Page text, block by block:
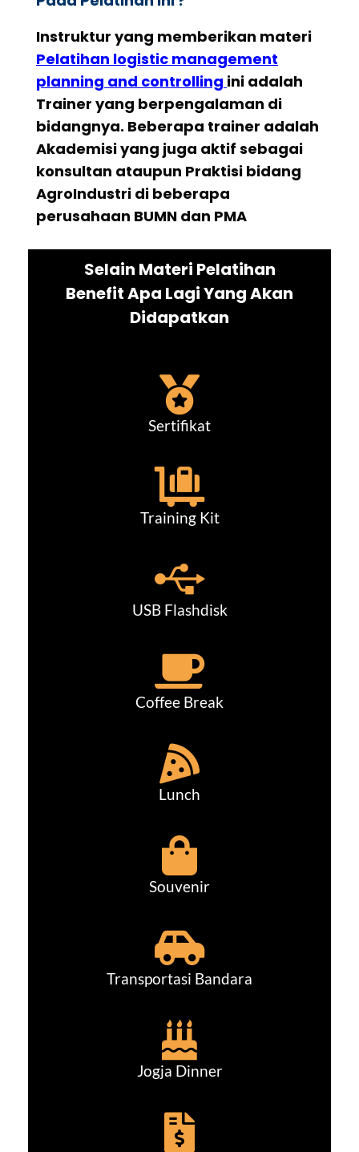
Instruktur yang memberikan materi
Pelatihan logistic management
planning and controlling ini adalah
Trainer yang berpengalaman di
bidangnya. Beberapa trainer adalah
Akademisi yang juga aktif sebagai
konsultan ataupun Praktisi bidang
AgroIndustri di beberapa
perusahaan BUMN dan PMA
Selain Materi Pelatihan
Benefit Apa Lagi Yang Akan
Didapatkan
Sertifikat
Training Kit
USB Flashdisk
Coffee Break
Lunch
Souvenir
Transportasi Bandara
Jogja Dinner